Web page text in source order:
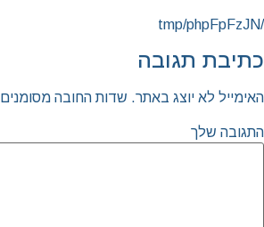
/tmp/phpFpFzJN
כתיבת תגובה
האימייל לא יוצג באתר. שדות החובה מסומנים
התגובה שלך